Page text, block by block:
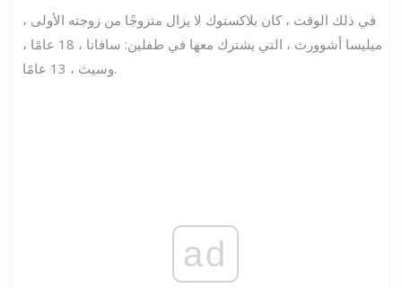
في ذلك الوقت ، كان بلاكستوك لا يزال متزوجًا من زوجته الأولى ،
ميليسا أشوورث ، التي يشترك معها في طفلين: سافانا ، 18 عامًا ،
وسيث ، 13 عامًا.
ad